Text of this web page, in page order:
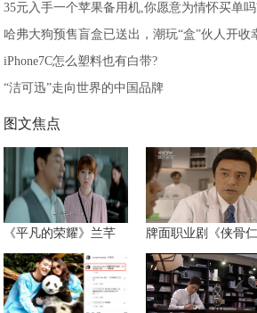
35元入手一个苹果备用机,你愿意为情怀买单吗
哈弗大狗预售盲盒已送出，潮玩“盒”伙人开收
iPhone7C怎么塑料也有白带?
“洁可迅”走向世界的中国品牌
图文焦点
《平凡的荣耀》兰芊 牌面职业剧《侠骨仁